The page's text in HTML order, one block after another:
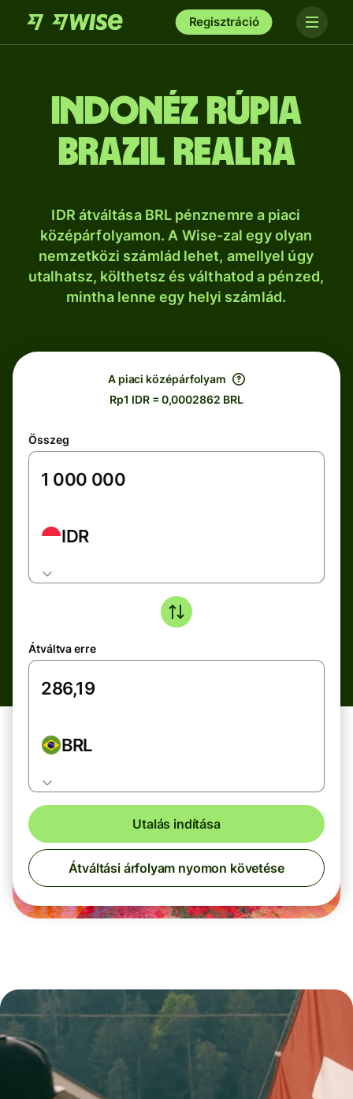
Regisztráció
indonéz rúpia
brazil realra
IDR átváltása BRL pénznemre a piaci
középárfolyamon. A Wise-zal egy olyan
nemzetközi számlád lehet, amellyel úgy
utalhatsz, költhetsz és válthatod a pénzed,
mintha lenne egy helyi számlád.
A piaci középárfolyam
Rp1 IDR = 0,0002862 BRL
Összeg
IDR
Átváltva erre
BRL
Utalás indítása
Átváltási árfolyam nyomon követése